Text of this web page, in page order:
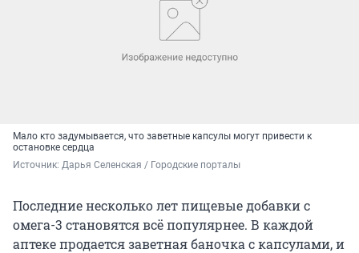
Мало кто задумывается, что заветные капсулы могут привести к
остановке сердца
Источник: Дарья Селенская / Городские порталы
Последние несколько лет пищевые добавки с
омега-3 становятся всё популярнее. В каждой
аптеке продается заветная баночка с капсулами, и